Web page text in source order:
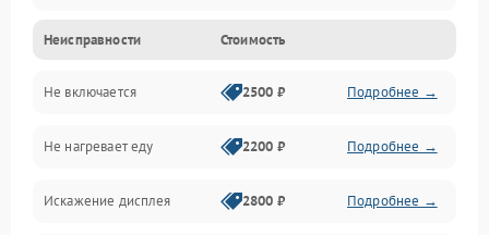
Дверца и корпус
Механика и внутренние элементы
Механические повреждения
Питание и запуск
Неисправности Стоимость
Не включается 2500 ₽ Подробнее →
Не нагревает еду 2200 ₽ Подробнее →
Искажение дисплея 2800 ₽ Подробнее →